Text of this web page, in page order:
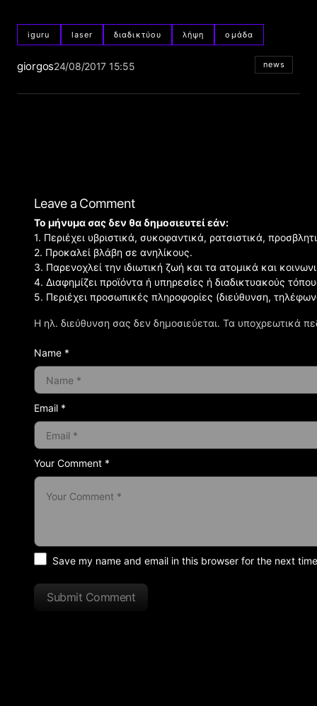
iguru laser διαδικτύου λήψη ομάδα
giorgos24/08/2017 15:55 news
Leave a Comment
Η ηλ. διεύθυνση σας δεν δημοσιεύεται. Τα υποχρεωτικά
Your Comment *
Το μήνυμα σας δεν θα δημοσιευτεί εάν:
1. Περιέχει υβριστικά, συκοφαντικά, ρατσιστικά,
2. Προκαλεί βλάβη σε ανηλίκους.
3. Παρενοχλεί την ιδιωτική ζωή και τα ατομικά και
4. Διαφημίζει προϊόντα ή υπηρεσίες ή διαδικτυακούς
5. Περιέχει προσωπικές πληροφορίες (διεύθυνση,
Name *
Email *
Save my name and email in this browser for the next
Submit Comment